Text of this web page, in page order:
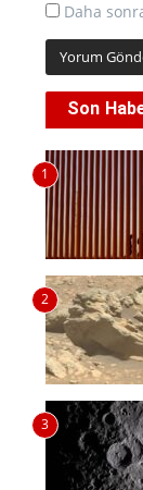
Daha
Son
1
2
3